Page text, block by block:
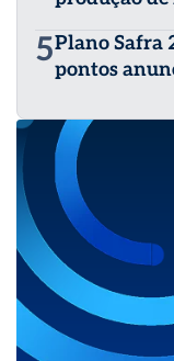
5Plano Safra
pontos